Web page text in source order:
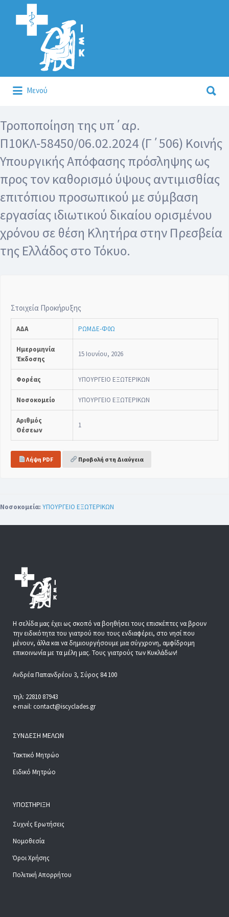
Αναζήτηση
για:
Μενού
για:
Τροποποίηση της υπ΄αρ.
Π10ΚΛ-58450/06.02.2024 (Γ΄506) Κοινής
Υπουργικής Απόφασης πρόσληψης ως
προς τον καθορισμό ύψους αντιμισθίας
επιτόπιου προσωπικού με σύμβαση
εργασίας ιδιωτικού δικαίου ορισμένου
χρόνου σε θέση Κλητήρα στην Πρεσβεία
της Ελλάδος στο Τόκυο.
Στοιχεία Προκήρυξης
ΑΔΑ ΡΩΜΔΕ-Φ0Ω
Ημερομηνία
Έκδοσης
15 Ιουνίου, 2026
Φορέας ΥΠΟΥΡΓΕΙΟ ΕΞΩΤΕΡΙΚΩΝ
Νοσοκομείο ΥΠΟΥΡΓΕΙΟ ΕΞΩΤΕΡΙΚΩΝ
Αριθμός
Θέσεων
1
Λήψη PDF Προβολή στη Διαύγεια
Νοσοκομεία: ΥΠΟΥΡΓΕΙΟ ΕΞΩΤΕΡΙΚΩΝ
Η σελίδα μας έχει ως σκοπό να βοηθήσει τους επισκέπτες να βρουν
την ειδικότητα του γιατρού που τους ενδιαφέρει, στο νησί που
μένουν, άλλα και να δημιουργήσουμε μια σύγχρονη, αμφίδρομη
επικοινωνία με τα μέλη μας. Τους γιατρούς των Κυκλάδων!
Ανδρέα Παπανδρέου 3, Σύρος 84 100
τηλ: 22810 87943
e-mail: contact@iscyclades.gr
ΣΎΝΔΕΣΗ ΜΕΛΏΝ
Τακτικό Μητρώο
Ειδικό Μητρώο
ΥΠΟΣΤΉΡΙΞΗ
Συχνές Ερωτήσεις
Νομοθεσία
Όροι Χρήσης
Πολιτική Απορρήτου